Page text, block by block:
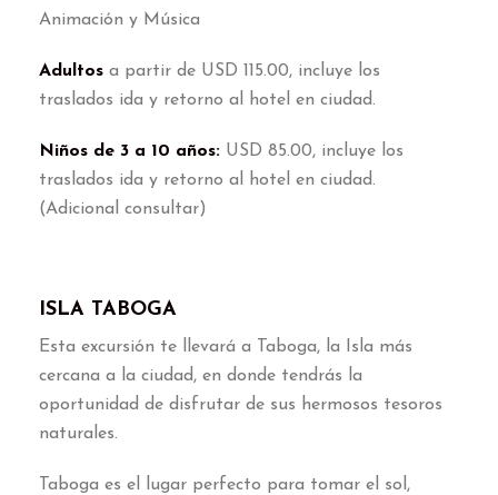
Animación y Música
Adultos a partir de USD 115.00, incluye los
traslados ida y retorno al hotel en ciudad.
Niños de 3 a 10 años: USD 85.00, incluye los
traslados ida y retorno al hotel en ciudad.
(Adicional consultar)
ISLA TABOGA
Esta excursión te llevará a Taboga, la Isla más
cercana a la ciudad, en donde tendrás la
oportunidad de disfrutar de sus hermosos tesoros
naturales.
Taboga es el lugar perfecto para tomar el sol ,